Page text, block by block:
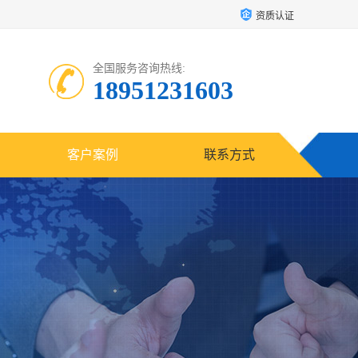
资质认证
全国服务咨询热线:
18951231603
客户案例 联系方式